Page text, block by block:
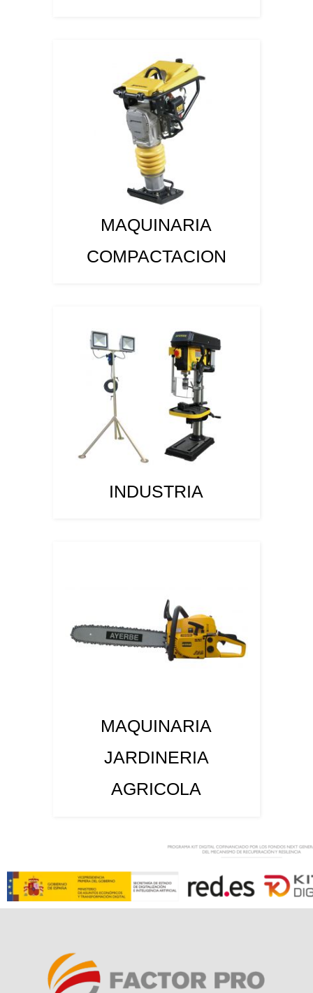
MAQUINARIA
COMPACTACION
INDUSTRIA
MAQUINARIA
JARDINERIA
AGRICOLA